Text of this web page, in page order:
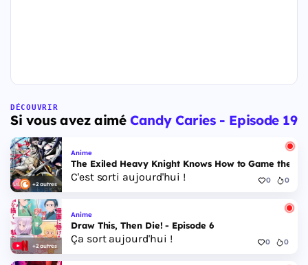
DÉCOUVRIR
Si vous avez aiméCandy Caries - Episode 19
+2 autres
Anime
The Exiled Heavy Knight Knows How to Game the
C'est sorti aujourd'hui ! 0 0
+2 autres
Anime
Draw This, Then Die! - Episode 6
Ça sort aujourd'hui ! 0 0